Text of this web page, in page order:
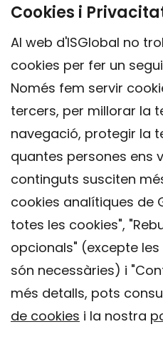
Cookies i
Al web d'ISGlobal no
cookies per fer un
Només fem servir
tercers, per millorar la
navegació, protegir la
quantes persones ens
continguts susciten
cookies analítiques de
totes les cookies",
opcionals" (excepte
són necessàries) i
més detalls, pots
de cookies i la nostra
Contacte
Política de privacitat
Política de Cookies